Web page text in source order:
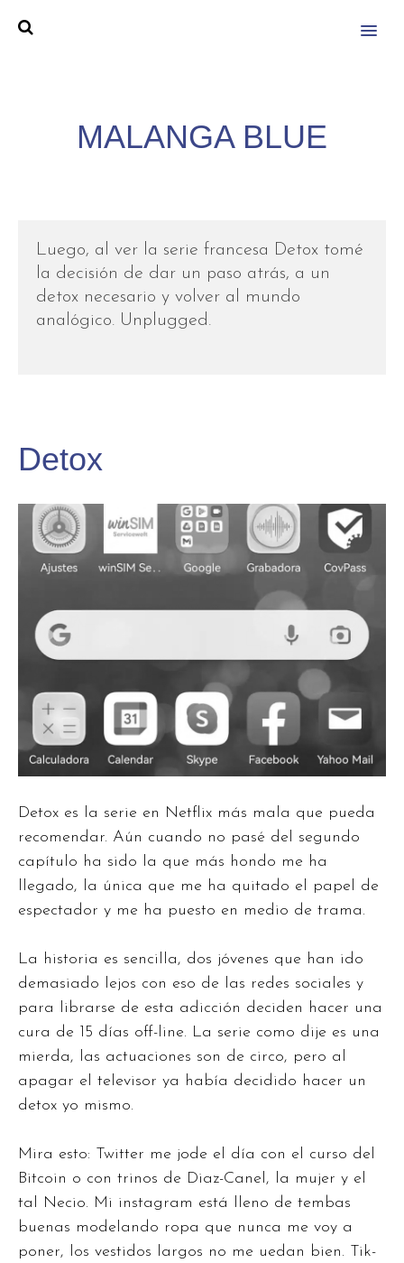
MENU
MALANGA BLUE
Luego, al ver la serie francesa Detox tomé
la decisión de dar un paso atrás, a un
detox necesario y volver al mundo
analógico. Unplugged.
Detox
Detox es la serie en Netflix más mala que pueda
recomendar. Aún cuando no pasé del segundo
capítulo ha sido la que más hondo me ha
llegado, la única que me ha quitado el papel de
espectador y me ha puesto en medio de trama.
La historia es sencilla, dos jóvenes que han ido
demasiado lejos con eso de las redes sociales y
para librarse de esta adicción deciden hacer una
cura de 15 días off-line. La serie como dije es una
mierda, las actuaciones son de circo, pero al
apagar el televisor ya había decidido hacer un
detox yo mismo.
Mira esto: Twitter me jode el día con el curso del
Bitcoin o con trinos de Diaz-Canel, la mujer y el
tal Necio. Mi instagram está lleno de tembas
buenas modelando ropa que nunca me voy a
poner, los vestidos largos no me uedan bien. Tik-